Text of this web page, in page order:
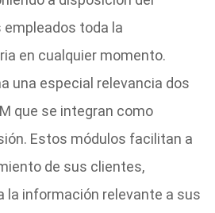
empleados toda la
en cualquier momento.
una especial relevancia dos
que se integran como
Estos módulos facilitan a
de sus clientes,
la información relevante a sus